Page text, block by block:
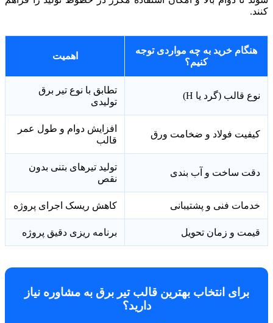
کنند.
هنگام خرید به چه مواردی توجه
کنیم؟
اهمیت
نوع قالب (گرد یا H)
تطابق با نوع تیر برق
تولیدی
کیفیت فولاد و ضخامت ورق
افزایش دوام و طول عمر
قالب
دقت ساخت و آب بندی
تولید تیرهای بتنی بدون
نقص
خدمات فنی و پشتیبانی کاهش ریسک اجرای پروژه
قیمت و زمان تحویل برنامه ریزی دقیق پروژه
برای انتخاب بهترین قالب تیر برق به مشاوره نیاز
دارید؟